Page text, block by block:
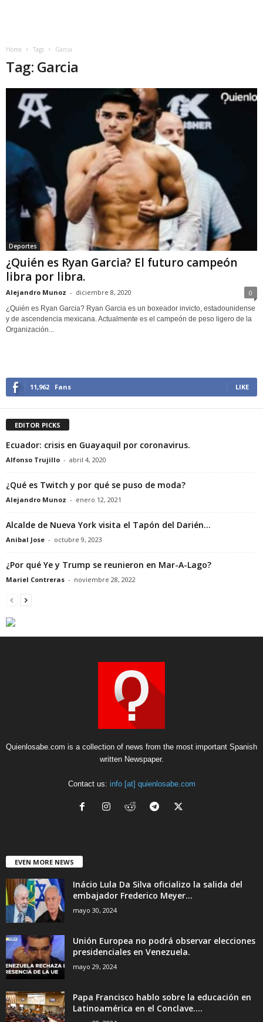
Home Tags Garcia
Tag: Garcia
Deportes
¿Quién es Ryan Garcia? El futuro campeón
libra por libra.
Alejandro Munoz - diciembre 8, 2020 0
¿Quién es Ryan Garcia? Ryan Garcia es un boxeador invicto, estadounidense
y de ascendencia mexicana. Actualmente es el campeón de peso ligero de la
Organización...
11,962 Fans LIKE
EDITOR PICKS
Ecuador: crisis en Guayaquil por coronavirus.
Alfonso Trujillo - abril 4, 2020
¿Qué es Twitch y por qué se puso de moda?
Alejandro Munoz - enero 12, 2021
Alcalde de Nueva York visita el Tapón del Darién…
Anibal Jose - octubre 9, 2023
¿Por qué Ye y Trump se reunieron en Mar-A-Lago?
Mariel Contreras - noviembre 28, 2022
Quienlosabe.com is a collection of news from the most important Spanish
written Newspaper.
Contact us: info [at] quienlosabe.com
EVEN MORE NEWS
Inácio Lula Da Silva oficializo la salida del
embajador Frederico Meyer...
mayo 30, 2024
Unión Europea no podrá observar elecciones
presidenciales en Venezuela.
mayo 29, 2024
Papa Francisco hablo sobre la educación en
Latinoamérica en el Conclave....